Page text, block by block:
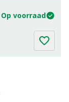
Op voorraad